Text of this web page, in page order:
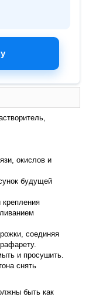
окислов и
будущей
крепления
соединяя
и просушить.
снять
быть как